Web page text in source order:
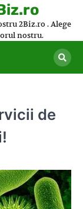
2Biz.ro . Alege
nostru.
de